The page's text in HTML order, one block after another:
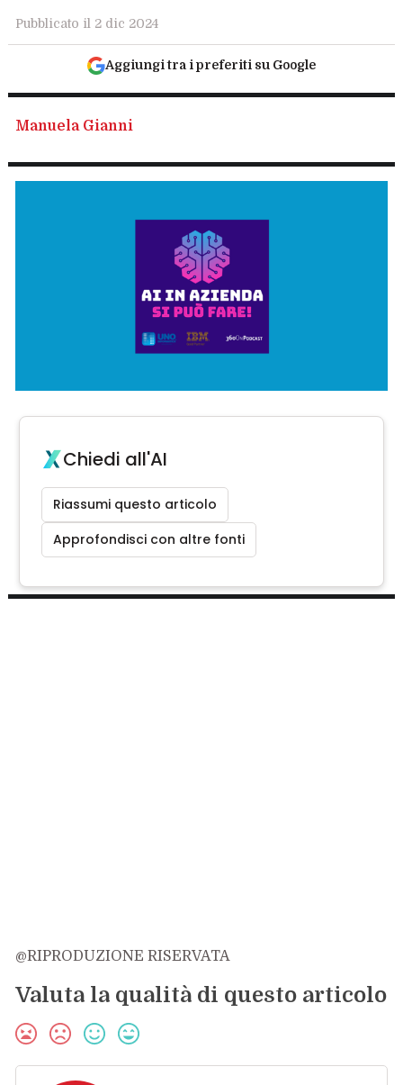
Pubblicato il 2 dic 2024
Aggiungi tra i preferiti su Google
Manuela Gianni
Chiedi all'AI
Riassumi questo articolo
Approfondisci con altre fonti
@RIPRODUZIONE RISERVATA
Valuta la qualità di questo articolo